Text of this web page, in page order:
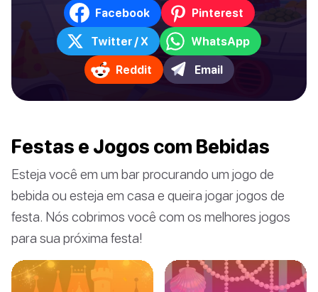
Facebook Pinterest
Twitter / X WhatsApp
Reddit Email
Festas e Jogos com Bebidas
Esteja você em um bar procurando um jogo de
bebida ou esteja em casa e queira jogar jogos de
festa. Nós cobrimos você com os melhores jogos
para sua próxima festa!